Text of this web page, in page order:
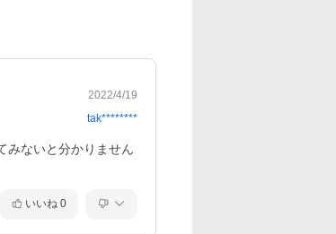
2022/4/19
tak********
みないと分かりません
いいね 0